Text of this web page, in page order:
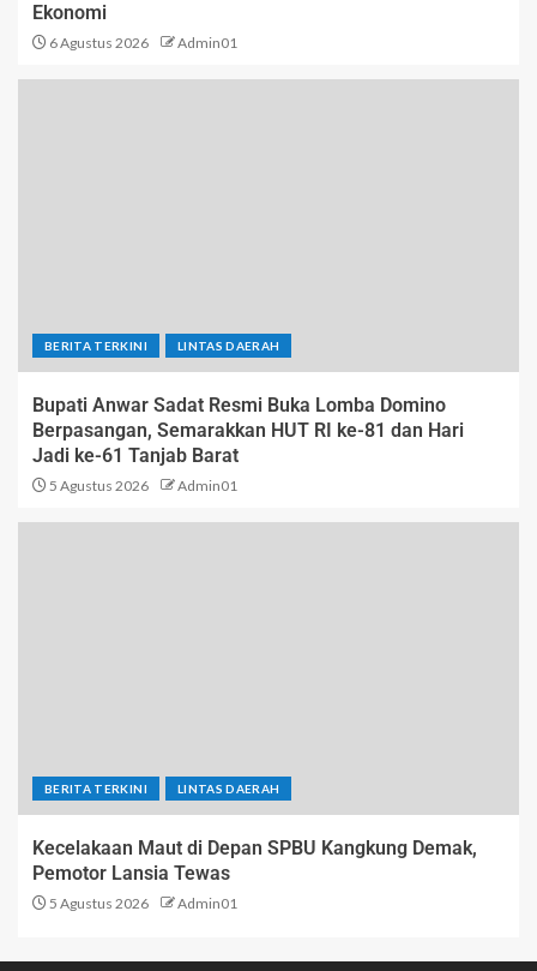
Ekonomi
6 Agustus 2026 Admin01
BERITA TERKINI LINTAS DAERAH
Bupati Anwar Sadat Resmi Buka Lomba Domino
Berpasangan, Semarakkan HUT RI ke-81 dan Hari
Jadi ke-61 Tanjab Barat
5 Agustus 2026 Admin01
BERITA TERKINI LINTAS DAERAH
Kecelakaan Maut di Depan SPBU Kangkung Demak,
Pemotor Lansia Tewas
5 Agustus 2026 Admin01